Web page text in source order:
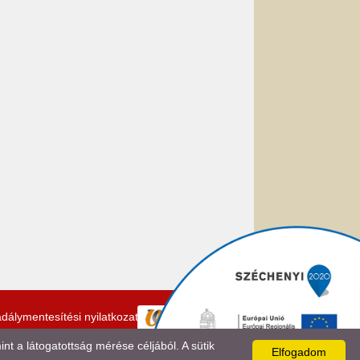
nyilatkozat
Elfogadom
a látogatottság mérése céljából. A sütik